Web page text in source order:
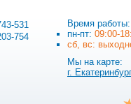
531
754
Время работы:
пн-пт: 09:00-
сб, вс:
Мы на карте:
г.